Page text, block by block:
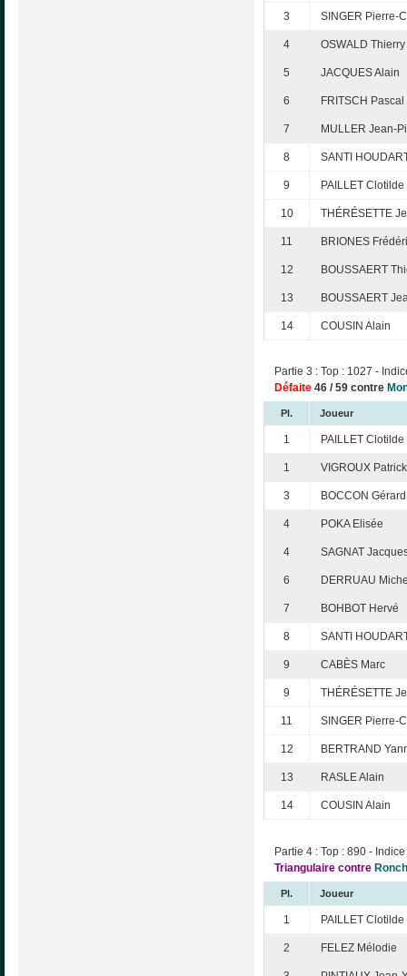
3 SINGER Pierre-
4 OSWALD Thierry
5 JACQUES Alain
6 FRITSCH Pascal
7 MULLER Jean-
8 SANTI
9 PAILLET Clotilde
10 THÉRÉSETTE
11 BRIONES
12 BOUSSAERT
13 BOUSSAERT
14 COUSIN Alain
Partie 3 : Top : 1027 -
Défaite 46 / 59 contre
Pl. Joueur
1 PAILLET Clotilde
1 VIGROUX Patrick
3 BOCCON Gérard
4 POKA Elisée
4 SAGNAT
6 DERRUAU
7 BOHBOT Hervé
8 SANTI
9 CABÈS Marc
9 THÉRÉSETTE
11 SINGER Pierre-
12 BERTRAND
13 RASLE Alain
14 COUSIN Alain
Partie 4 : Top : 890 -
Triangulaire contre
Pl. Joueur
1 PAILLET Clotilde
2 FELEZ Mélodie